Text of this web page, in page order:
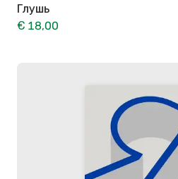
Глушь
€ 18,00